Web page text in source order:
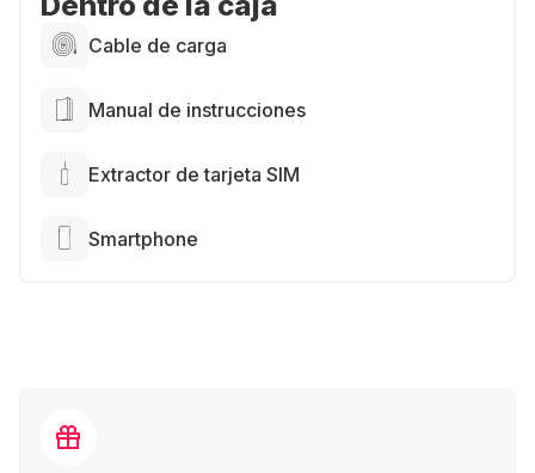
Cable de carga
Manual de instrucciones
Extractor de tarjeta SIM
Smartphone